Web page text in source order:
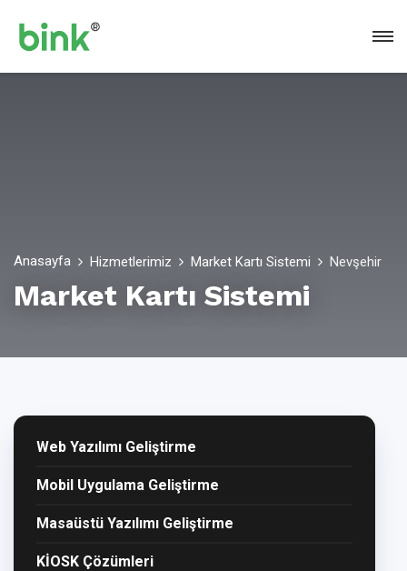
Anasayfa Hizmetlerimiz Market Kartı Sistemi Nevşehir
Market Kartı Sistemi
Web Yazılımı Geliştirme
Mobil Uygulama Geliştirme
Masaüstü Yazılımı Geliştirme
KİOSK Çözümleri